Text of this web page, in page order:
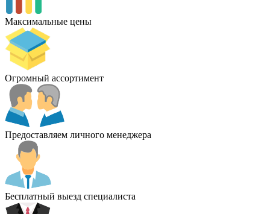
Максимальные цены
Огромный ассортимент
Предоставляем личного менеджера
Бесплатный выезд специалиста